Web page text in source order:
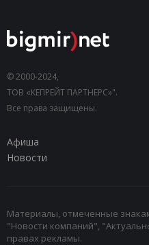
© 2000-2024,
ТОВ «КЕПРЕЙТ ПАРТНЕРС»".
Все права защищены.
Афиша
Новости
Материалы, отмеченные
"Новости компаний",
правах рекламы.